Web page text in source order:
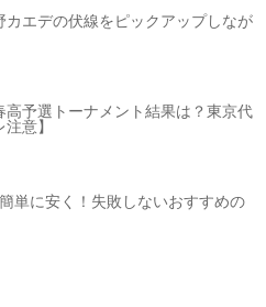
カエデの伏線をピックアップしなが
高予選トーナメント結果は？東京代
意】
単に安く！失敗しないおすすめの